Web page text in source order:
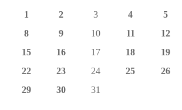
1
2 3 4 5
8
9 10 11 12
15
16 17 18 19
22
23 24 25 26
29
30 31